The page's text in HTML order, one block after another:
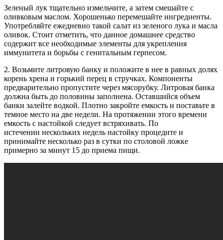
Зеленый лук тщательно измельчите, а затем смешайте с
оливковым маслом. Хорошенько перемешайте ингредиенты.
Употребляйте ежедневно такой салат из зеленого лука и масла
оливок. Стоит отметить, что данное домашнее средство
содержит все необходимые элементы для укрепления
иммунитета и борьбы с генитальным герпесом.
2. Возьмите литровую банку и положите в нее в равных долях
корень хрена и горький перец в стручках. Компоненты
предварительно пропустите через мясорубку. Литровая банка
должна быть до половины заполнена. Оставшийся объем
банки залейте водкой. Плотно закройте емкость и поставьте в
темное место на две недели. На протяжении этого времени
емкость с настойкой следует встряхивать. По
истечении нескольких недель настойку процедите и
принимайте несколько раз в сутки по столовой ложке
примерно за минут 15 до приема пищи.